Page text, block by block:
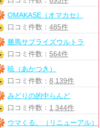
OMAKASE（オマカセ）
口コミ件数：485件
勝馬サプライズウルトラ
口コミ件数： 564件
暁（あかつき）
口コミ件数：8,139件
みどりの的中らんど
口コミ件数： 1,344件
ウマくる。（リニューアル）